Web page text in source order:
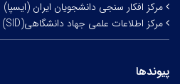
مرکز افکار سنجی دانشجویان ایران (ایسپا)
مرکز اطلاعات علمی جهاد دانشگاهی(SID)
پیوندها